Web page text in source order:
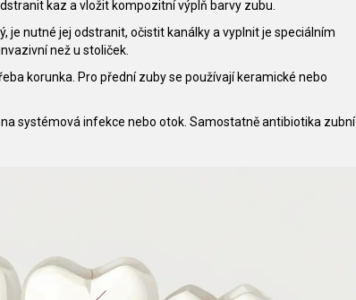
kaz a vložit kompozitní výplň barvy zubu.
je nutné jej odstranit, očistit kanálky a vyplnit je speciálním
než u stoliček.
korunka. Pro přední zuby se používají keramické nebo
systémová infekce nebo otok. Samostatně antibiotika zubní